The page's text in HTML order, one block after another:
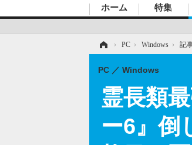
ホーム 特集
› PC › Windows › 記
霊長類
ー6』倒
PC Windows